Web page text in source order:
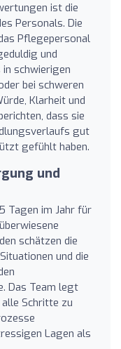
ist die
Personals. Die
Pflegepersonal
und
in schwierigen
bei schweren
Klarheit und
dass sie
gut
gefühlt haben.
und
Tagen im Jahr für
schätzen die
und die
Das Team legt
Schritte zu
Lagen als